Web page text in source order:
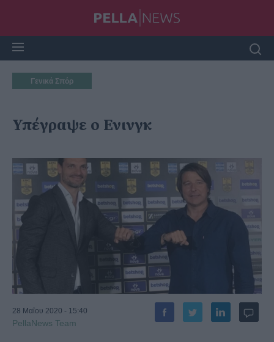
Γενικά Σπόρ
Υπέγραψε ο Ενινγκ
28 Μαΐου 2020 - 15:40
PellaNews Team